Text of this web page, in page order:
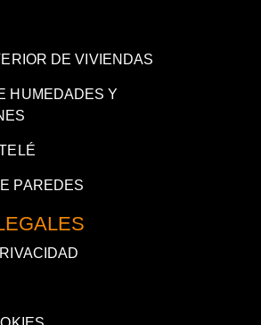
DE VIVIENDAS
HUMEDADES Y
PAREDES